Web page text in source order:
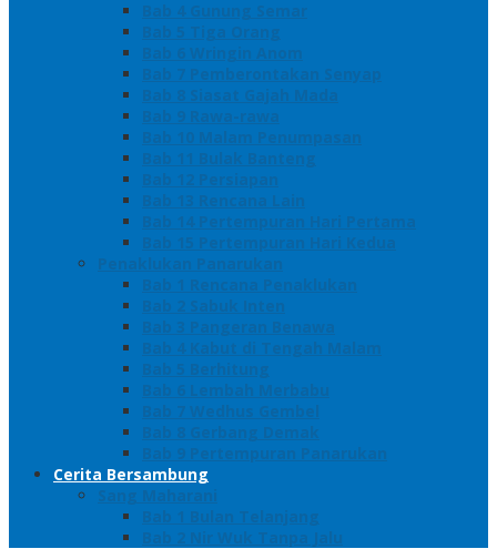
Bab 4 Gunung Semar
Bab 5 Tiga Orang
Bab 6 Wringin Anom
Bab 7 Pemberontakan Senyap
Bab 8 Siasat Gajah Mada
Bab 9 Rawa-rawa
Bab 10 Malam Penumpasan
Bab 11 Bulak Banteng
Bab 12 Persiapan
Bab 13 Rencana Lain
Bab 14 Pertempuran Hari Pertama
Bab 15 Pertempuran Hari Kedua
Penaklukan Panarukan
Bab 1 Rencana Penaklukan
Bab 2 Sabuk Inten
Bab 3 Pangeran Benawa
Bab 4 Kabut di Tengah Malam
Bab 5 Berhitung
Bab 6 Lembah Merbabu
Bab 7 Wedhus Gembel
Bab 8 Gerbang Demak
Bab 9 Pertempuran Panarukan
Cerita Bersambung
Sang Maharani
Bab 1 Bulan Telanjang
Bab 2 Nir Wuk Tanpa Jalu